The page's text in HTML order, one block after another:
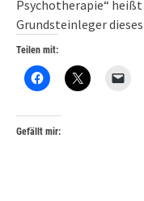
Psychotherapie“ heißt
Grundsteinleger
Teilen mit:
Gefällt mir: